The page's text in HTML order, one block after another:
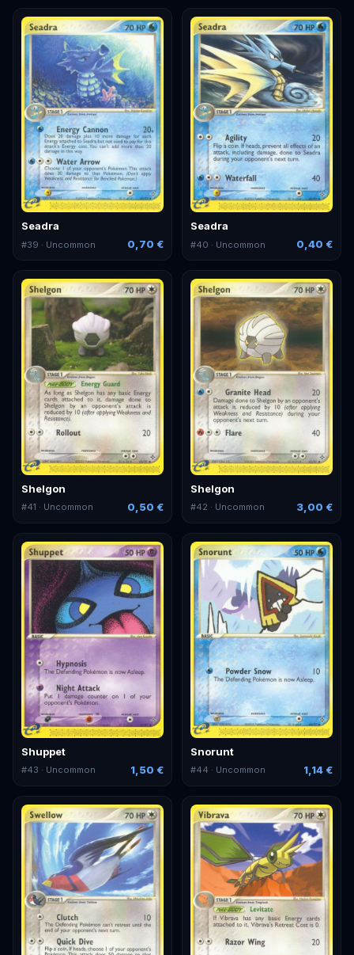
Seadra
#39 · Uncommon 0,70 €
Seadra
#40 · Uncommon 0,40 €
Shelgon
#41 · Uncommon 0,50 €
Shelgon
#42 · Uncommon 3,00 €
Shuppet
#43 · Uncommon 1,50 €
Snorunt
#44 · Uncommon 1,14 €